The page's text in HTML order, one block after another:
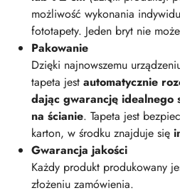
możliwość wykonania
fototapety. Jeden bryt nie
Pakowanie
Dzięki najnowszemu
tapeta jest automatycznie
dając gwarancję idealnego
na ścianie. Tapeta jest
karton, w środku znajduje się
Gwarancja jakości
Każdy produkt produkowany
złożeniu zamówienia.